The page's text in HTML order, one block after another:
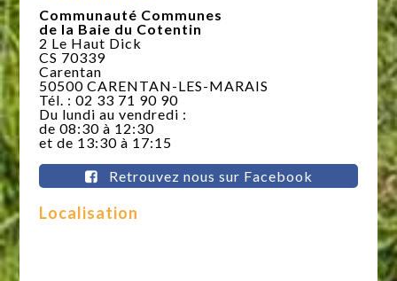
Communauté Communes
de la Baie du Cotentin
2 Le Haut Dick
CS 70339
Carentan
50500 CARENTAN-LES-MARAIS
Tél. : 02 33 71 90 90
Du lundi au vendredi :
de 08:30 à 12:30
et de 13:30 à 17:15
Retrouvez nous sur Facebook
Localisation